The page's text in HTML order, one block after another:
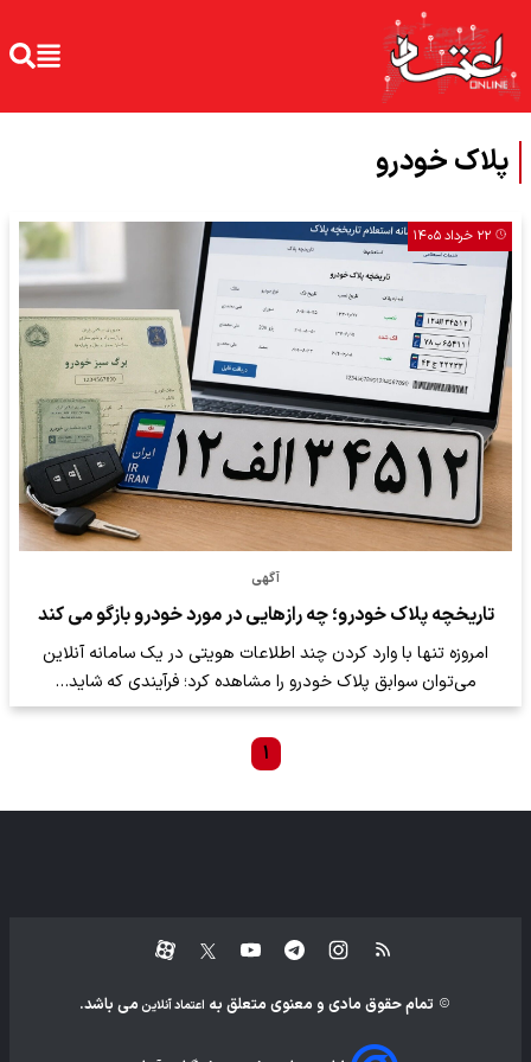
پلاك خودرو
۲۲ خرداد ۱۴۰۵
آگهی
تاریخچه پلاک خودرو؛ چه رازهایی در مورد خودرو بازگو می کند
امروزه تنها با وارد کردن چند اطلاعات هویتی در یک سامانه آنلاین
می‌توان سوابق پلاک خودرو را مشاهده کرد؛ فرآیندی که شاید…
۱
تمام حقوق مادی و معنوی متعلق به اعتماد آنلاین می باشد.